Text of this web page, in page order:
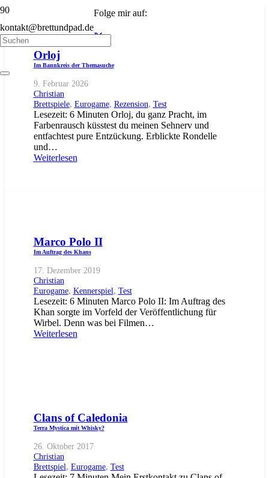
kontakt@brettundpad.de
Folge mir auf:
Orloj
Im Bannkreis der Themasuche
9. Februar 2026
Christian
Brettspiele, Eurogame, Rezension, Test
Lesezeit: 6 Minuten Orloj, du ganz Pracht, im
Farbenrausch küsstest du meinen Sehnerv und
entfachtest pure Entzückung. Erblickte Rondelle
und…
Weiterlesen
Marco Polo II
Im Auftrag des Khans
17. Dezember 2019
Christian
Eurogame, Kennerspiel, Test
Lesezeit: 6 Minuten Marco Polo II: Im Auftrag des
Khan sorgte im Vorfeld der Veröffentlichung für
Wirbel. Denn was bei Filmen…
Weiterlesen
Clans of Caledonia
Terra Mystica mit Whisky?
26. Oktober 2017
Christian
Brettspiel, Eurogame, Test